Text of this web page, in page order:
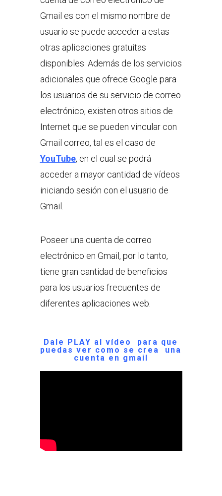
Gmail es con el mismo nombre de
usuario se puede acceder a estas
otras aplicaciones gratuitas
disponibles. Además de los servicios
adicionales que ofrece Google para
los usuarios de su servicio de correo
electrónico, existen otros sitios de
Internet que se pueden vincular con
Gmail correo, tal es el caso de
YouTube, en el cual se podrá
acceder a mayor cantidad de vídeos
iniciando sesión con el usuario de
Gmail.
Poseer una cuenta de correo
electrónico en Gmail, por lo tanto,
tiene gran cantidad de beneficios
para los usuarios frecuentes de
diferentes aplicaciones web.
Dale PLAY al vídeo para que
puedas ver como se crea una
cuenta en gmail